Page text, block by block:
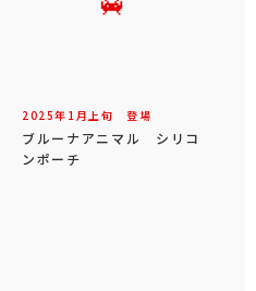
2025年 1 月 上旬 登場
ブルーナアニマル シリコ
ンポーチ